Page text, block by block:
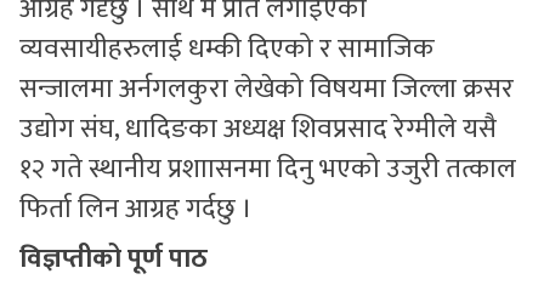
आग्रह गर्दृछु । साथै म प्रति लगाईएको
व्यवसायीहरुलाई धम्की दिएको र सामाजिक
सन्जालमा अर्नगलकुरा लेखेको विषयमा जिल्ला क्रसर
उद्योग संघ, धादिङका अध्यक्ष शिवप्रसाद रेग्मीले यसै
१२ गते स्थानीय प्रशाासनमा दिनु भएको उजुरी तत्काल
फिर्ता लिन आग्रह गर्दछु ।
विज्ञप्तीको पूर्ण पाठ